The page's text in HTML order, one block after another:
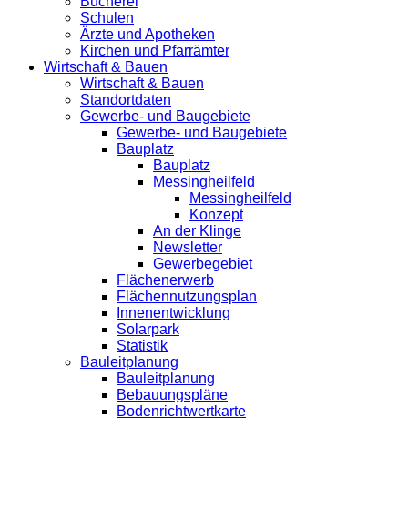
Schulen
Ärzte und Apotheken
Kirchen und Pfarrämter
Wirtschaft & Bauen
Wirtschaft & Bauen
Standortdaten
Gewerbe- und Baugebiete
Gewerbe- und Baugebiete
Bauplatz
Bauplatz
Messingheilfeld
Messingheilfeld
Konzept
An der Klinge
Newsletter
Gewerbegebiet
Flächenerwerb
Flächennutzungsplan
Innenentwicklung
Solarpark
Statistik
Bauleitplanung
Bauleitplanung
Bebauungspläne
Bodenrichtwertkarte